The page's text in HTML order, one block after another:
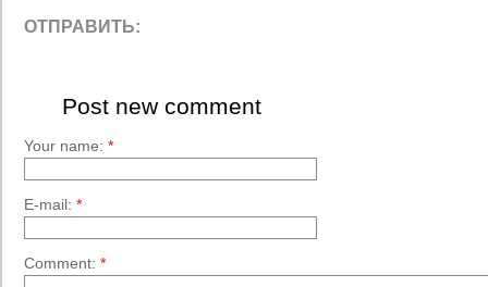
ОТПРАВИТЬ:
Post new comment
Your name: *
E-mail: *
Comment: *